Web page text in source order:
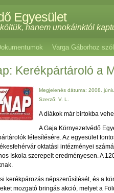
Egyesület
hanem unokáinktól
Varga Gáborhoz
Kerékpártároló a
Megjelenés dátuma: 2008.
Szerző: V. L.
A diákok már birtokba
A Gaja Környezetvédő
létesítésére. Az egyesület
oktatási intézményei
Iskola szerepelt eredményesen. A
kerékpározás népszerűsítését, és a
mozgató bringás akció, melyet a